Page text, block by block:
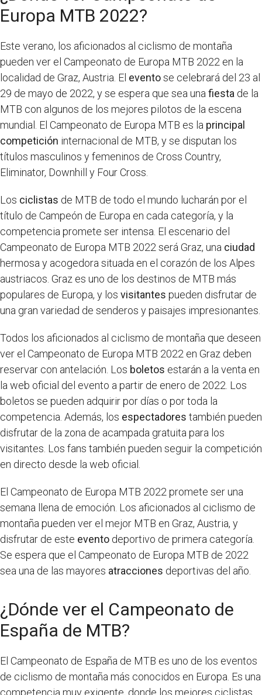
Europa MTB 2022?
Este verano, los aficionados al ciclismo de montaña
pueden ver el Campeonato de Europa MTB 2022 en la
localidad de Graz, Austria. El eventose celebrará del 23 al
29 de mayo de 2022, y se espera que sea unafiesta de la
MTB con algunos de los mejores pilotos de la escena
mundial. El Campeonato de Europa MTB es la principal
competición internacional de MTB, y se disputan los
títulos masculinos y femeninos de Cross Country,
Eliminator, Downhill y Four Cross.
Los ciclistas de MTB de todo el mundo lucharán por el
título de Campeón de Europa en cada categoría, y la
competencia promete ser intensa. El escenario del
Campeonato de Europa MTB 2022 será Graz, una ciudad
hermosa y acogedora situada en el corazón de los Alpes
austriacos. Graz es uno de los destinos de MTB más
populares de Europa, y los visitantes pueden disfrutar de
una gran variedad de senderos y paisajes impresionantes.
Todos los aficionados al ciclismo de montaña que deseen
ver el Campeonato de Europa MTB 2022 en Graz deben
reservar con antelación. Los boletos estarán a la venta en
la web oficial del evento a partir de enero de 2022. Los
boletos se pueden adquirir por días o por toda la
competencia. Además, los espectadores también pueden
disfrutar de la zona de acampada gratuita para los
visitantes. Los fans también pueden seguir la competición
en directo desde la web oficial.
El Campeonato de Europa MTB 2022 promete ser una
semana llena de emoción. Los aficionados al ciclismo de
montaña pueden ver el mejor MTB en Graz, Austria, y
disfrutar de este evento deportivo de primera categoría.
Se espera que el Campeonato de Europa MTB de 2022
sea una de las mayores atracciones deportivas del año.
¿Dónde ver el Campeonato de
España de MTB?
El Campeonato de España de MTB es uno de los eventos
de ciclismo de montaña más conocidos en Europa. Es una
competencia muy exigente, donde los mejores ciclistas